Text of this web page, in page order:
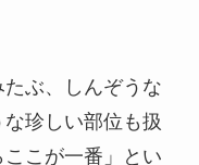
ぶ、しんぞうな
珍しい部位も扱
こが一番」とい